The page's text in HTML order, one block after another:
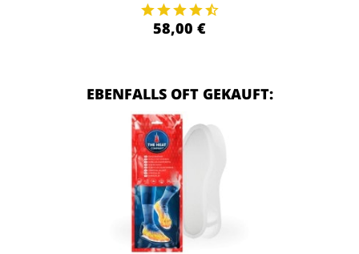
58,00 €
EBENFALLS OFT GEKAUFT: